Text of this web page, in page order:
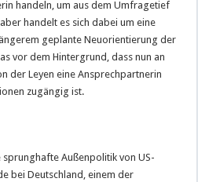
handeln, um aus dem Umfragetief
handelt es sich dabei um eine
geplante Neuorientierung der
vor dem Hintergrund, dass nun an
der Leyen eine Ansprechpartnerin
zugängig ist.
Außenpolitik von US-
bei Deutschland, einem der